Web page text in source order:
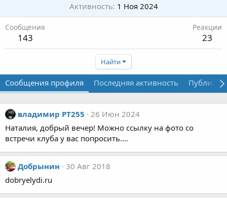
Активность 1 Ноя 2024
Сообщения
143
Реакции
23
Найти
Сообщения профиля Последняя активность
владимир PT255
26 Июн 2024
Наталия, добрый вечер! Можно ссылку на фото со
встречи клуба у вас попросить....
Добрынин
30 Авг 2018
dobryelydi.ru